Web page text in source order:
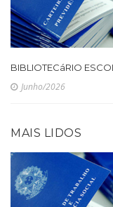
BIBLIOTECáRIO
Junho/2026
MAIS LIDOS